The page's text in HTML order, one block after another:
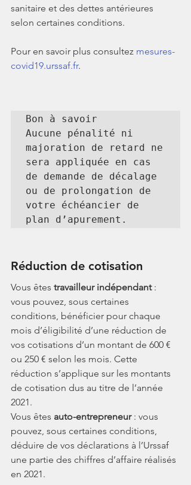
sanitaire et des dettes antérieures
selon certaines conditions.
Pour en savoir plus consultez mesures-
covid19.urssaf.fr.
Bon à savoir
Aucune pénalité ni
majoration de retard ne
sera appliquée en cas
de demande de décalage
ou de prolongation de
votre échéancier de
plan d’apurement.
Réduction de cotisation
Vous êtes travailleur indépendant :
vous pouvez, sous certaines
conditions, bénéficier pour chaque
mois d’éligibilité d’une réduction de
vos cotisations d’un montant de 600 €
ou 250 € selon les mois. Cette
réduction s’applique sur les montants
de cotisation dus au titre de l’année
2021.
Vous êtes auto-entrepreneur : vous
pouvez, sous certaines conditions,
déduire de vos déclarations à l’Urssaf
une partie des chiffres d’affaire réalisés
en 2021.